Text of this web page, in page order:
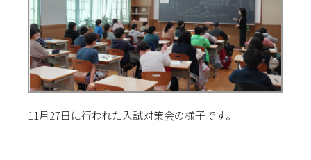
11月27日に行われた入試対策会の様子です。